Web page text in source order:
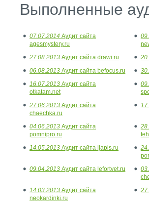
Выполненные
07.07.2014 Аудит сайта
agesmystery.ru
27.08.2013 Аудит сайта drawi.ru
06.08.2013 Аудит сайта befocus.ru
16.07.2013 Аудит сайта
otkatam.net
27.06.2013 Аудит сайта
chaechka.ru
04.06.2013 Аудит сайта
pomnipro.ru
14.05.2013 Аудит сайта ljapis.ru
09.04.2013 Аудит сайта lefortvet.ru
14.03.2013 Аудит сайта
neokardinki.ru